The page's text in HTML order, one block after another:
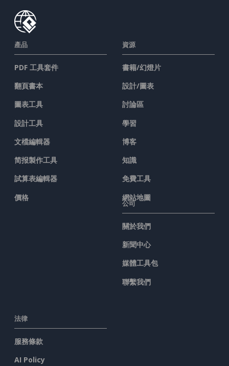
產品
PDF 工具套件
翻頁書本
圖表工具
設計工具
文檔編輯器
简报製作工具
試算表編輯器
價格
資源
書籍/幻燈片
設計/圖表
討論區
學習
博客
知識
免費工具
網站地圖
公司
關於我們
新聞中心
媒體工具包
聯繫我們
法律
服務條款
AI Policy